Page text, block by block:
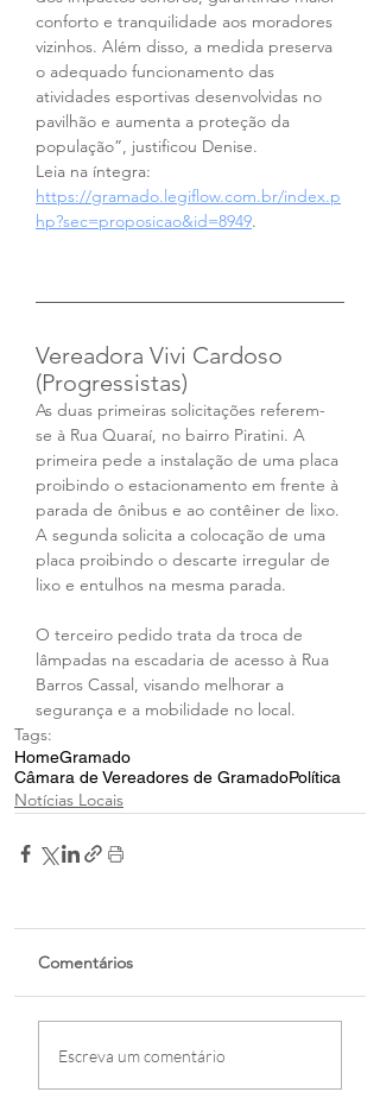
conforto e tranquilidade aos moradores
vizinhos. Além disso, a medida preserva
o adequado funcionamento das
atividades esportivas desenvolvidas no
pavilhão e aumenta a proteção da
população”, justificou Denise.
Leia na íntegra:
https://gramado.legiflow.com.br/index.p
hp?sec=proposicao&id=8949.
Vereadora Vivi Cardoso
(Progressistas)
As duas primeiras solicitações referem-
se à Rua Quaraí, no bairro Piratini. A
primeira pede a instalação de uma placa
proibindo o estacionamento em frente à
parada de ônibus e ao contêiner de lixo.
A segunda solicita a colocação de uma
placa proibindo o descarte irregular de
lixo e entulhos na mesma parada.
O terceiro pedido trata da troca de
lâmpadas na escadaria de acesso à Rua
Barros Cassal, visando melhorar a
segurança e a mobilidade no local.
Tags:
HomeGramado
Câmara de Vereadores de GramadoPolítica
Notícias Locais
Comentários
Escreva um comentário